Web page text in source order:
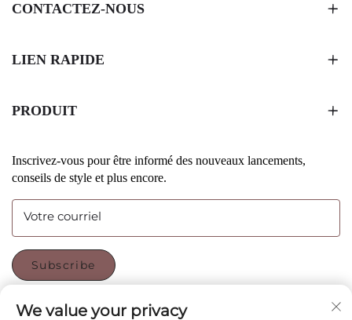
CONTACTEZ-NOUS
LIEN RAPIDE
PRODUIT
Inscrivez-vous pour être informé des nouveaux lancements,
conseils de style et plus encore.
Votre courriel
Subscribe
We value your privacy